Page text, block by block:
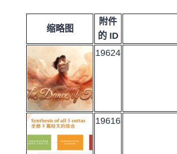
缩略图
附件
的 ID
19624
19616